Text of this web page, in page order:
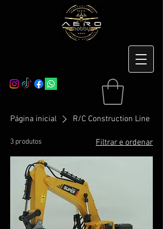
Página inicial R/C Construction Line
3 produtos Filtrar e ordenar